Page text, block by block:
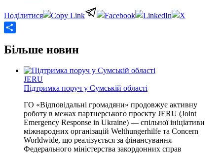
Більше новин
JERU
Підтримка поруч у Сумській області
ГО «Відповідальні громадяни» продовжує активну
роботу в межах партнерського проєкту JERU (Joint
Emergency Response in Ukraine) — спільної ініціативи
міжнародних організацій Welthungerhilfe та Concern
Worldwide, що реалізується за фінансування
Федерального міністерства закордонних справ